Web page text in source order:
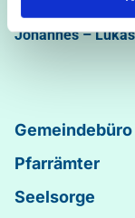
Johannes–Lukas
Gemeindebüro
Pfarrämter
Seelsorge